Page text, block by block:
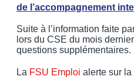
de l’accompagnement
Suite à l’information faite
lors du CSE du mois
questions supplémentaires.
La FSU Emploi alerte sur